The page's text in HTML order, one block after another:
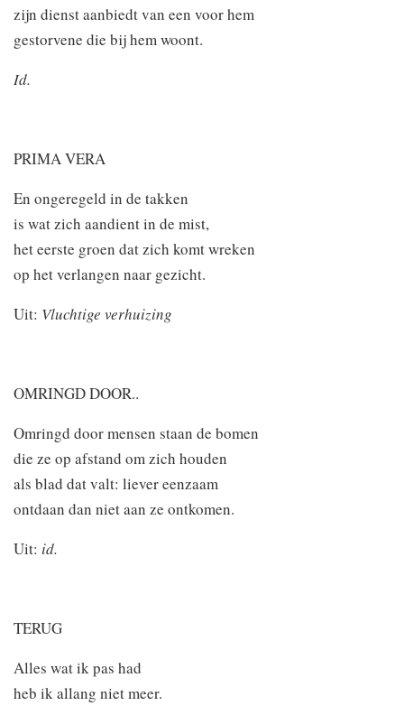
zijn dienst aanbiedt van een voor hem
gestorvene die bij hem woont.
Id.
PRIMA VERA
En ongeregeld in de takken
is wat zich aandient in de mist,
het eerste groen dat zich komt wreken
op het verlangen naar gezicht.
Uit: Vluchtige verhuizing
OMRINGD DOOR..
Omringd door mensen staan de bomen
die ze op afstand om zich houden
als blad dat valt: liever eenzaam
ontdaan dan niet aan ze ontkomen.
Uit: id.
TERUG
Alles wat ik pas had
heb ik allang niet meer.